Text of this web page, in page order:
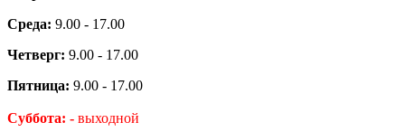
Среда: 9.00 - 17.00
Четверг: 9.00 - 17.00
Пятница: 9.00 - 17.00
Суббота: - выходной